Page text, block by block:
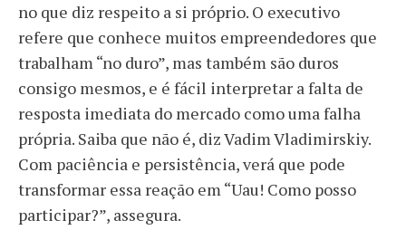
no que diz respeito a si próprio. O executivo
refere que conhece muitos empreendedores que
trabalham “no duro”, mas também são duros
consigo mesmos, e é fácil interpretar a falta de
resposta imediata do mercado como uma falha
própria. Saiba que não é, diz Vadim Vladimirskiy.
Com paciência e persistência, verá que pode
transformar essa reação em “Uau! Como posso
participar?”, assegura.